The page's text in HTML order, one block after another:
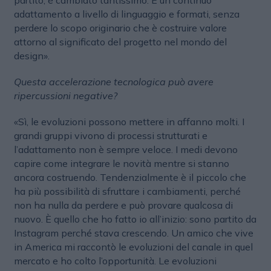
adattamento a livello di linguaggio e formati, senza
perdere lo scopo originario che è costruire valore
attorno al significato del progetto nel mondo del
design».
Questa accelerazione tecnologica può avere
ripercussioni negative?
«Sì, le evoluzioni possono mettere in affanno molti. I
grandi gruppi vivono di processi strutturati e
l’adattamento non è sempre veloce. I medi devono
capire come integrare le novità mentre si stanno
ancora costruendo. Tendenzialmente è il piccolo che
ha più possibilità di sfruttare i cambiamenti, perché
non ha nulla da perdere e può provare qualcosa di
nuovo. È quello che ho fatto io all’inizio: sono partito da
Instagram perché stava crescendo. Un amico che vive
in America mi raccontò le evoluzioni del canale in quel
mercato e ho colto l’opportunità. Le evoluzioni